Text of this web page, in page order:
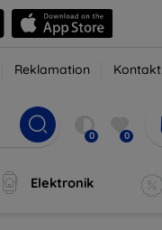
Reklamation Kontakt
0 0
Elektronik